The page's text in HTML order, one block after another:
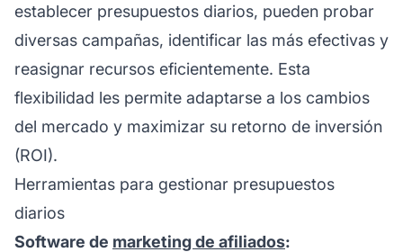
establecer presupuestos diarios, pueden probar
diversas campañas, identificar las más efectivas y
reasignar recursos eficientemente. Esta
flexibilidad les permite adaptarse a los cambios
del mercado y maximizar su retorno de inversión
(ROI).
Herramientas para gestionar presupuestos
diarios
Software de marketing de afiliados: